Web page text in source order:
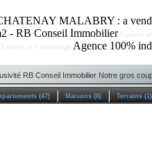
MALABRY : a
- RB Conseil Immobilier5 pièces et
5 pièces et + montrouge Agence 100%
RB Conseil Immobilier Notre gros
(47) Maisons (8) Terrains (1)